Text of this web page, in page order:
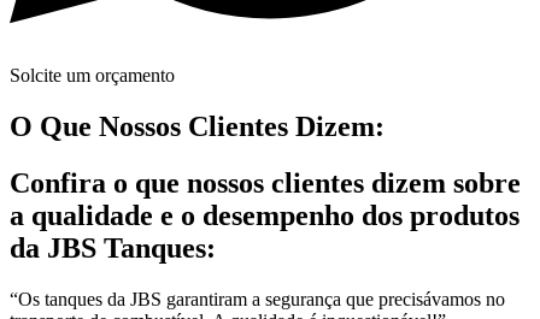
Solcite um orçamento
O Que Nossos Clientes Dizem:
Confira o que nossos clientes dizem sobre
a qualidade e o desempenho dos produtos
da JBS Tanques:
“Os tanques da JBS garantiram a segurança que precisávamos no